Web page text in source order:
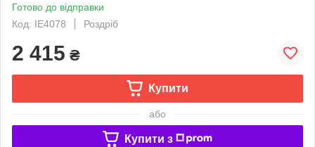
Готово до відправки
Код: IE4078
Роздріб
2 415 ₴
Купити
або
Купити з